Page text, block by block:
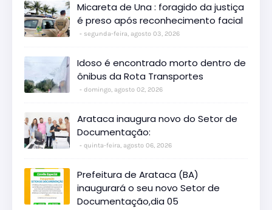
Micareta de Una : foragido da justiça
é preso após reconhecimento facial
segunda-feira, agosto 03, 2026
Idoso é encontrado morto dentro de
ônibus da Rota Transportes
domingo, agosto 02, 2026
Arataca inaugura novo do Setor de
Documentação:
quinta-feira, agosto 06, 2026
Prefeitura de Arataca (BA)
inaugurará o seu novo Setor de
Documentação,dia 05